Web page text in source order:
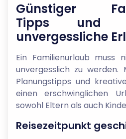
Günstiger
Tipps und
unvergessliche
Ein Familienurlaub muss
unvergesslich zu werden.
Planungstipps und
einen erschwinglichen
sowohl Eltern als auch
Reisezeitpunkt